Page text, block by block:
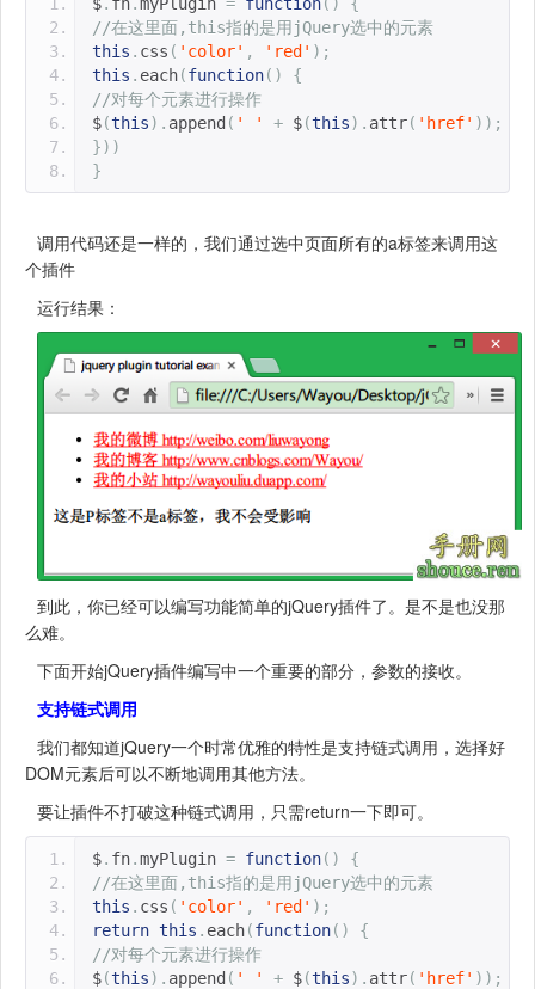
//在这里面,this指的是用jQuery选中的元素
this . css ( 'color' , 'red' );
this . each(function()
{
//对每个元素进行操作
$(this). append ( ' ' + $(this). attr( 'href' ));
}))
}
调用代码还是一样的，我们通过选中页面所有的a标签来调用这
个插件
运行结果：
到此，你已经可以编写功能简单的jQuery插件了。是不是也没那
么难。
下面开始jQuery插件编写中一个重要的部分，参数的接收。
支持链式调用
我们都知道jQuery一个时常优雅的特性是支持链式调用，选择好
DOM元素后可以不断地调用其他方法。
要让插件不打破这种链式调用，只需return一下即可。
$. fn.myPlugin = function()
{
//在这里面,this指的是用jQuery选中的元素
this . css ( 'color' , 'red' );
return this . each(function()
{
//对每个元素进行操作
$(this). append ( ' ' + $(this). attr( 'href' ));